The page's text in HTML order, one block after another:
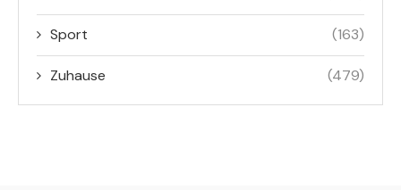
Sport (163)
Zuhause (479)